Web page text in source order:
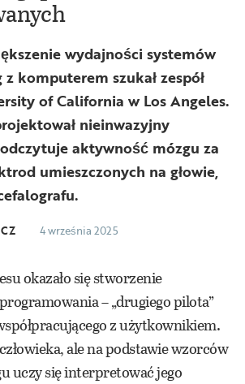
wydajności systemów
z komputerem szukał zespół
of California w Los Angeles.
nieinwazyjny
aktywność mózgu za
umieszczonych na głowie,
4 września 2025
okazało się stworzenie
– „drugiego pilota”
z użytkownikiem.
ale na podstawie wzorców
uczy się interpretować jego